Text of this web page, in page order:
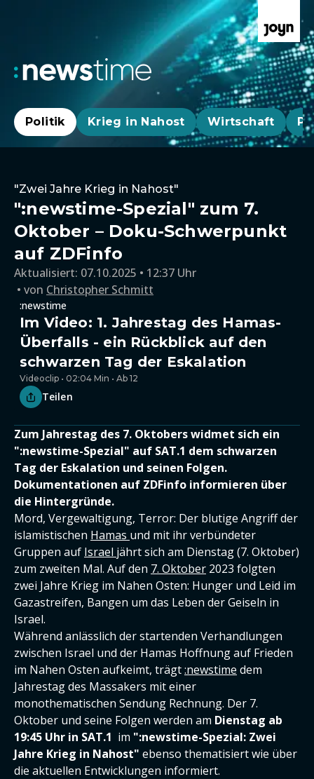
Politik Krieg in Nahost Wirtschaft
"Zwei Jahre Krieg in Nahost"
":newstime-Spezial" zum 7.
Oktober – Doku-Schwerpunkt
auf ZDFinfo
Aktualisiert: 07.10.2025 • 12:37 Uhr
von Christopher Schmitt
:newstime
Im Video: 1. Jahrestag des Hamas-
Überfalls - ein Rückblick auf den
schwarzen Tag der Eskalation
Videoclip • 02:04 Min • Ab 12
Teilen
Zum Jahrestag des 7. Oktobers widmet sich ein
":newstime-Spezial" auf SAT.1 dem schwarzen
Tag der Eskalation und seinen Folgen.
Dokumentationen auf ZDFinfo informieren über
die Hintergründe.
Mord, Vergewaltigung, Terror: Der blutige Angriff der
islamistischen Hamas und mit ihr verbündeter
Gruppen auf Israel jährt sich am Dienstag (7. Oktober)
zum zweiten Mal. Auf den 7. Oktober 2023 folgten
zwei Jahre Krieg im Nahen Osten: Hunger und Leid im
Gazastreifen, Bangen um das Leben der Geiseln in
Israel.
Während anlässlich der startenden Verhandlungen
zwischen Israel und der Hamas Hoffnung auf Frieden
im Nahen Osten aufkeimt, trägt:newstime dem
Jahrestag des Massakers mit einer
monothematischen Sendung Rechnung. Der 7.
Oktober und seine Folgen werden am Dienstag ab
19:45 Uhr in SAT.1 im ":newstime-Spezial: Zwei
Jahre Krieg in Nahost" ebenso thematisiert wie über
die aktuellen Entwicklungen informiert.